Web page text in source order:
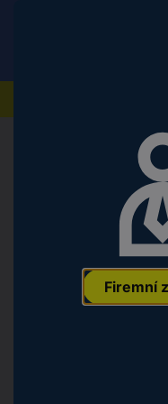
Firemní
Opkon
Označení výrobce: